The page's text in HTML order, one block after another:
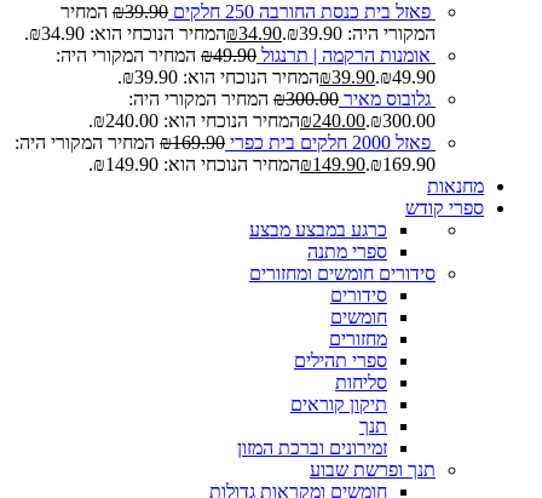
פאזל בית כנסת החורבה 250 חלקים ₪39.90
המחיר
המקורי היה: ₪39.90.
₪34.90
המחיר הנוכחי הוא: ₪34.90.
אומנות הרקמה | תרנגול
₪49.90
המחיר המקורי היה:
₪49.90.
₪39.90
המחיר הנוכחי הוא: ₪39.90.
גלובוס מאיר
₪300.00
המחיר המקורי היה:
₪300.00.
₪240.00
המחיר הנוכחי הוא: ₪240.00.
פאזל 2000 חלקים בית כפרי
₪169.90
המחיר המקורי היה:
₪169.90.
₪149.90
המחיר הנוכחי הוא: ₪149.90.
מחנאות
ספרי קודש
כרגע במבצע מבצע
ספרי מתנה
סידורים חומשים ומחזורים
סידורים
חומשים
מחזורים
ספרי תהילים
סליחות
תיקון קוראים
תנך
זמירונים וברכת המזון
תנך ופרשת שבוע
חומשים ומקראות גדולות